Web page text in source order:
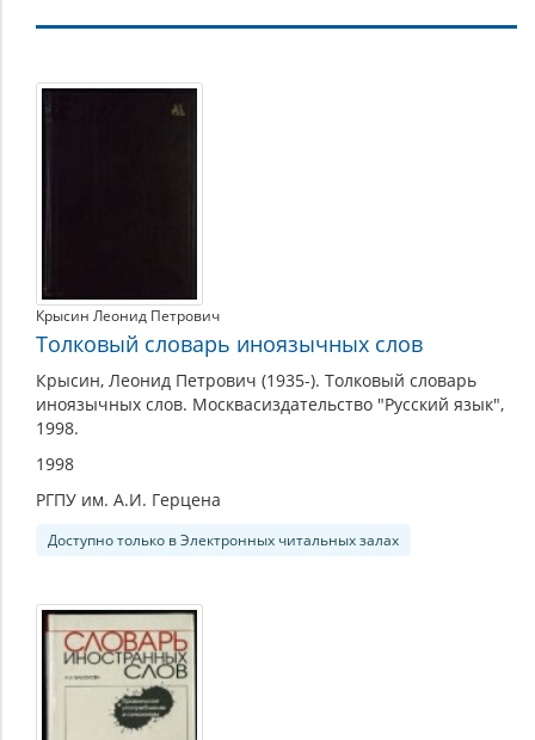
Словари
иностранных
Крысин Леонид Петрович
Толковый словарь иноязычных слов
Крысин, Леонид Петрович (1935-). Толковый словарь
иноязычных слов. Москваcиздательство "Русский язык",
1998.
1998
РГПУ им. А.И. Герцена
Доступно только в Электронных читальных залах